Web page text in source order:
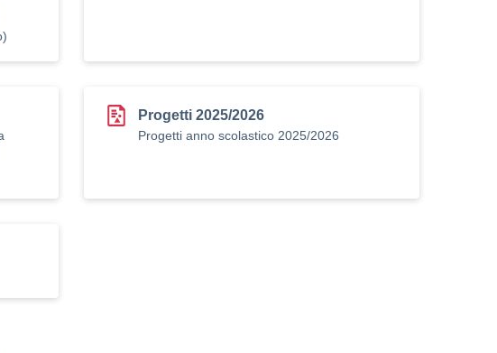
Progetti 2025/2026
Progetti anno scolastico 2025/2026